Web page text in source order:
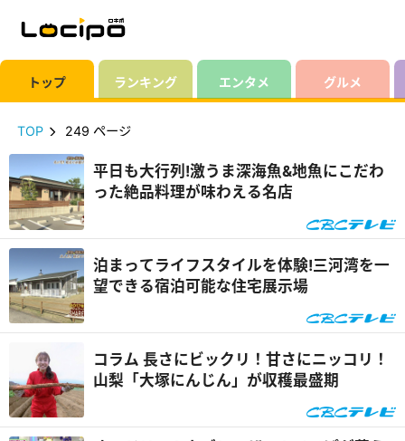
TOP 249 ページ
トップ ランキング エンタメ グルメ
平日も大行列!激うま深海魚&地魚にこだわ
った絶品料理が味わえる名店
泊まってライフスタイルを体験!三河湾を一
望できる宿泊可能な住宅展示場
コラム 長さにビックリ！甘さにニッコリ！
山梨「大塚にんじん」が収穫最盛期